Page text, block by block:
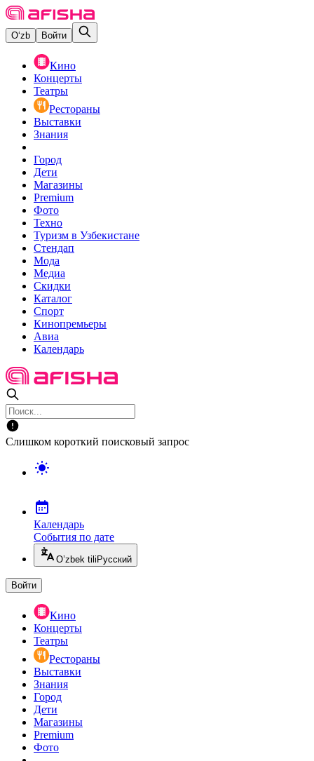
O‘zb Войти
Кино
Концерты
Театры
Рестораны
Выставки
Знания
Город
Дети
Магазины
Premium
Фото
Техно
Туризм в Узбекистане
Стендап
Мода
Медиа
Скидки
Каталог
Спорт
Кинопремьеры
Авиа
Календарь
Слишком короткий поисковый запрос
Календарь
События по дате
O’zbek tili Русский
Войти
Кино
Концерты
Театры
Рестораны
Выставки
Знания
Город
Дети
Магазины
Premium
Фото